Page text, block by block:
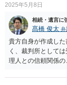
2025年5月8日
相続・遺言に
髙橋 俊太 弁
貴方自身が作成し
く、裁判所として
理人との信頼関係
士が主張書面の提